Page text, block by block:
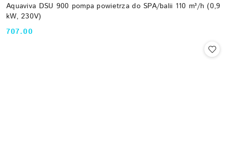
Aquaviva DSU 900 pompa powietrza do SPA/balii 110 m³/h (0,9
kW, 230V)
Cena:
707.00